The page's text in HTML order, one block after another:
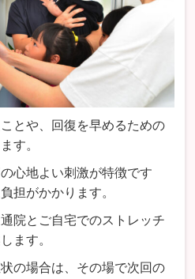
とや、回復を早めるための
す。
心地よい刺激が特徴です
担がかかります。
院とご自宅でのストレッチ
ます。
の場合は、その場で次回の